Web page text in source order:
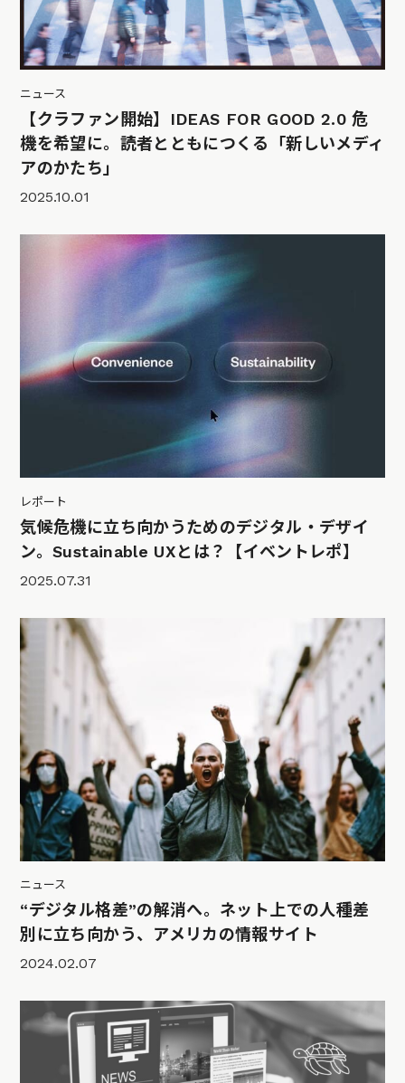
ニュース
【クラファン開始】IDEAS FOR GOOD 2.0 危
機を希望に。読者とともにつくる「新しいメディ
アのかたち」
2025.10.01
レポート
気候危機に立ち向かうためのデジタル・デザイ
ン。Sustainable UXとは？【イベントレポ】
2025.07.31
ニュース
“デジタル格差”の解消へ。ネット上での人種差
別に立ち向かう、アメリカの情報サイト
2024.02.07